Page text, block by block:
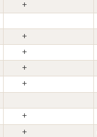
+
+
+
+
+
+
+